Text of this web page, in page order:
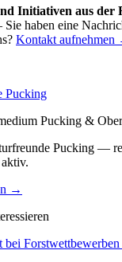
Initiativen aus der
haben eine
Kontakt aufnehmen
Pucking
Pucking &
Pucking —
→
Forstwettbewerben